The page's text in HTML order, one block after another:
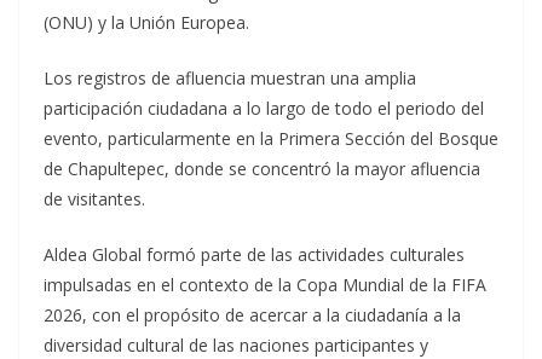
(ONU) y la Unión Europea.
Los registros de afluencia muestran una amplia
participación ciudadana a lo largo de todo el periodo del
evento, particularmente en la Primera Sección del Bosque
de Chapultepec, donde se concentró la mayor afluencia
de visitantes.
Aldea Global formó parte de las actividades culturales
impulsadas en el contexto de la Copa Mundial de la FIFA
2026, con el propósito de acercar a la ciudadanía a la
diversidad cultural de las naciones participantes y